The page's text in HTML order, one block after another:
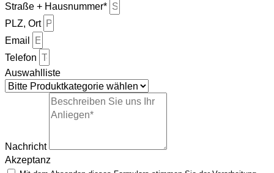
Straße + Hausnummer*
PLZ, Ort
Email
Telefon
Auswahlliste
Nachricht
Akzeptanz